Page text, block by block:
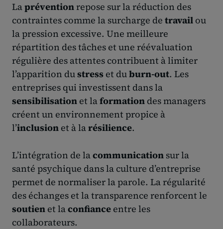
Lapréventionrepose sur la réduction des
contraintes comme la surcharge de travail ou
la pression excessive. Une meilleure
répartition des tâches et une réévaluation
régulière des attentes contribuent à limiter
l’apparition dustress et duburn-out. Les
entreprises qui investissent dans la
sensibilisation et laformation des managers
créent un environnement propice à
l’inclusion et à larésilience.
L’intégration de lacommunication sur la
santé psychique dans la culture d’entreprise
permet de normaliser la parole. La régularité
des échanges et la transparence renforcent le
soutien et laconfiance entre les
collaborateurs.